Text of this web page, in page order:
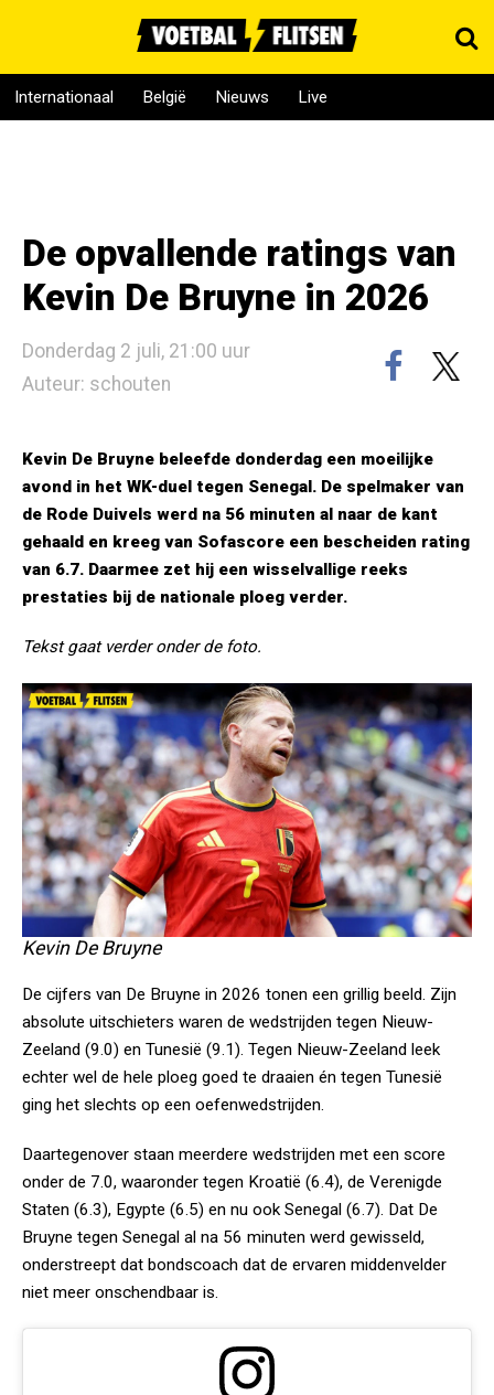
Internationaal België Nieuws Live
De opvallende ratings van
Kevin De Bruyne in 2026
Donderdag 2 juli, 21:00 uur
Auteur: schouten
Kevin De Bruyne beleefde donderdag een moeilijke
avond in het WK-duel tegen Senegal. De spelmaker van
de Rode Duivels werd na 56 minuten al naar de kant
gehaald en kreeg van Sofascore een bescheiden rating
van 6.7. Daarmee zet hij een wisselvallige reeks
prestaties bij de nationale ploeg verder.
Tekst gaat verder onder de foto.
Kevin De Bruyne
De cijfers van De Bruyne in 2026 tonen een grillig beeld. Zijn
absolute uitschieters waren de wedstrijden tegen Nieuw-
Zeeland (9.0) en Tunesië (9.1). Tegen Nieuw-Zeeland leek
echter wel de hele ploeg goed te draaien én tegen Tunesië
ging het slechts op een oefenwedstrijden.
Daartegenover staan meerdere wedstrijden met een score
onder de 7.0, waaronder tegen Kroatië (6.4), de Verenigde
Staten (6.3), Egypte (6.5) en nu ook Senegal (6.7). Dat De
Bruyne tegen Senegal al na 56 minuten werd gewisseld,
onderstreept dat bondscoach dat de ervaren middenvelder
niet meer onschendbaar is.